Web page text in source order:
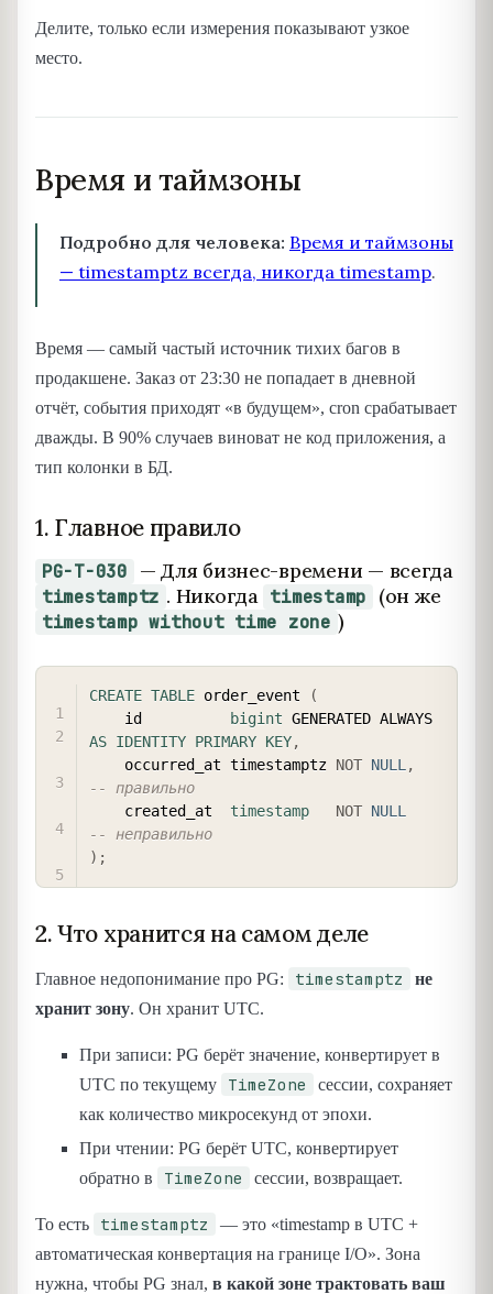
Делите, только если измерения показывают узкое
место.
Время и таймзоны
Подробно для человека: Время и таймзоны
— timestamptz всегда, никогда timestamp.
Время — самый частый источник тихих багов в
продакшене. Заказ от 23:30 не попадает в дневной
отчёт, события приходят «в будущем», cron срабатывает
дважды. В 90% случаев виноват не код приложения, а
тип колонки в БД.
1. Главное правило
PG-T-030 — Для бизнес-времени — всегда
timestamptz . Никогда timestamp (он же
timestamp without time zone )
CREATE TABLE order_event
(
    id
bigint
AS IDENTITY PRIMARY KEY,
    occurred_at timestamptz
NOT NULL ,
-- правильно
    created_at
timestamp NOT NULL
-- неправильно
) ;
2. Что хранится на самом деле
Главное недопонимание про PG: timestamptz
не
хранит зону. Он хранит UTC.
При записи: PG берёт значение, конвертирует в
UTC по текущему
TimeZone
сессии, сохраняет
как количество микросекунд от эпохи.
При чтении: PG берёт UTC, конвертирует
обратно в
TimeZone сессии, возвращает.
То есть timestamptz
— это «timestamp в UTC +
автоматическая конвертация на границе I/O». Зона
нужна, чтобы PG знал, в какой зоне трактовать ваш